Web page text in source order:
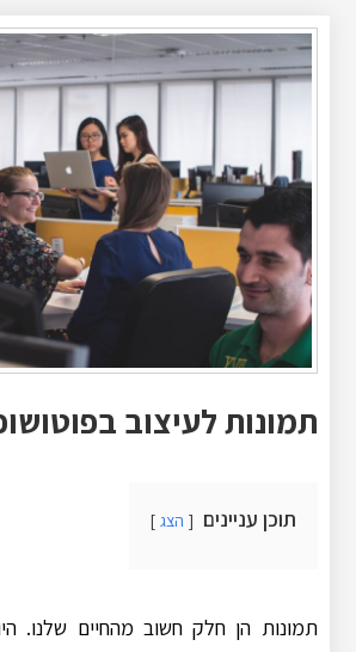
תמונות לעיצוב
תוכן עניינים הצג
תמונות הן חלק חשוב מהחיים שלנו.